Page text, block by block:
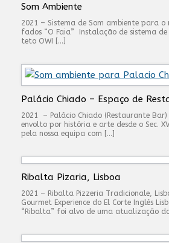
Som Ambiente
2021 – Sistema de Som ambiente para
fados “O Faia” Instalação de sistema de
teto OWI […]
Palácio Chiado – Espaço de
2021 – Palácio Chiado (Restaurante
envolto por história e arte desde o Sec.
pela nossa equipa com […]
Ribalta Pizaria, Lisboa
2021 – Ribalta Pizzeria Tradicionale,
Gourmet Experience do El Corte Inglés
“Ribalta” foi alvo de uma atualização